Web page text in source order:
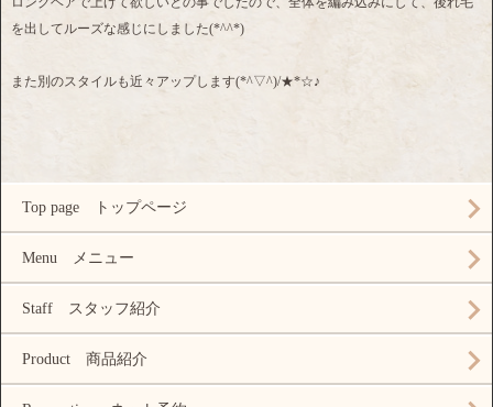
を出してルーズな感じにしました(*^^*)
また別のスタイルも近々アップします(*^▽^)/★*☆♪
Top page トップページ
Menu メニュー
Staff スタッフ紹介
Product 商品紹介